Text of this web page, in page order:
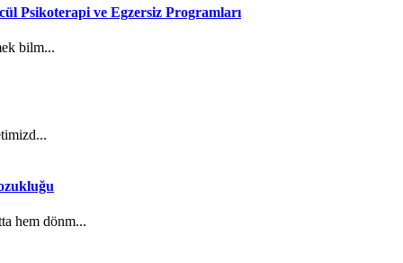
Psikoterapi ve Egzersiz Programları
bilm...
hem dönm...